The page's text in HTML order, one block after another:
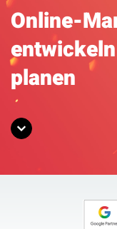
Referenzen
Über uns
Know How
Newsletter
Online-
planen